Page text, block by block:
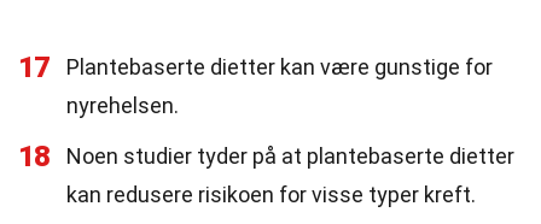
17
Plantebaserte dietter kan være gunstige for
nyrehelsen.
18
Noen studier tyder på at plantebaserte dietter
kan redusere risikoen for visse typer kreft.